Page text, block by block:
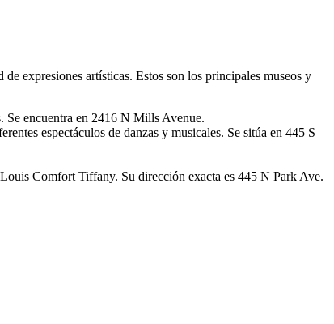
expresiones artísticas. Estos son los principales museos y
Se encuentra en 2416 N Mills Avenue.
espectáculos de danzas y musicales. Se sitúa en 445 S
Comfort Tiffany. Su dirección exacta es 445 N Park Ave.